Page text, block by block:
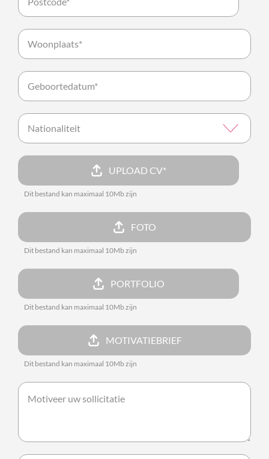
UPLOAD CV*
Dit bestand kan maximaal 10Mb zijn
FOTO
Dit bestand kan maximaal 10Mb zijn
PORTFOLIO
Dit bestand kan maximaal 10Mb zijn
MOTIVATIEBRIEF
Dit bestand kan maximaal 10Mb zijn